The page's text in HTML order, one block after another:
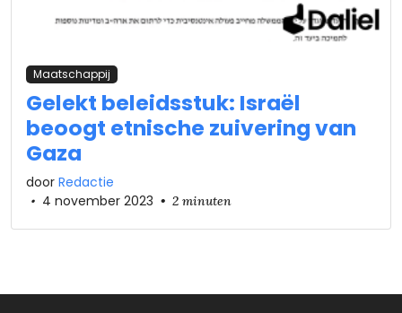
Maatschappij
Gelekt beleidsstuk: Israël
beoogt etnische zuivering van
Gaza
door Redactie
• 4 november 2023 • 2 minuten